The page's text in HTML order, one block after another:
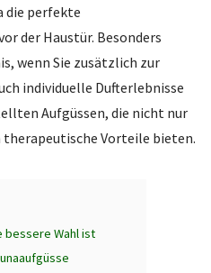
die perfekte
der Haustür. Besonders
wenn Sie zusätzlich zur
individuelle Dufterlebnisse
Aufgüssen, die nicht nur
therapeutische Vorteile bieten.
bessere Wahl ist